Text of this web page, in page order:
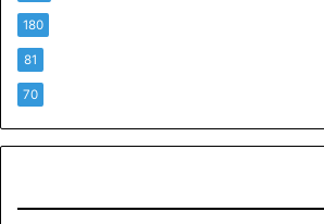
180
81
70